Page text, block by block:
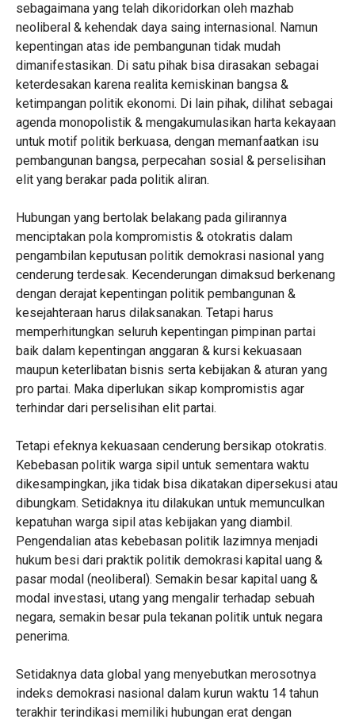
sebagaimana yang telah dikoridorkan oleh mazhab
neoliberal & kehendak daya saing internasional. Namun
kepentingan atas ide pembangunan tidak mudah
dimanifestasikan. Di satu pihak bisa dirasakan sebagai
keterdesakan karena realita kemiskinan bangsa &
ketimpangan politik ekonomi. Di lain pihak, dilihat sebagai
agenda monopolistik & mengakumulasikan harta kekayaan
untuk motif politik berkuasa, dengan memanfaatkan isu
pembangunan bangsa, perpecahan sosial & perselisihan
elit yang berakar pada politik aliran.
Hubungan yang bertolak belakang pada gilirannya
menciptakan pola kompromistis & otokratis dalam
pengambilan keputusan politik demokrasi nasional yang
cenderung terdesak. Kecenderungan dimaksud berkenang
dengan derajat kepentingan politik pembangunan &
kesejahteraan harus dilaksanakan. Tetapi harus
memperhitungkan seluruh kepentingan pimpinan partai
baik dalam kepentingan anggaran & kursi kekuasaan
maupun keterlibatan bisnis serta kebijakan & aturan yang
pro partai. Maka diperlukan sikap kompromistis agar
terhindar dari perselisihan elit partai.
Tetapi efeknya kekuasaan cenderung bersikap otokratis.
Kebebasan politik warga sipil untuk sementara waktu
dikesampingkan, jika tidak bisa dikatakan dipersekusi atau
dibungkam. Setidaknya itu dilakukan untuk memunculkan
kepatuhan warga sipil atas kebijakan yang diambil.
Pengendalian atas kebebasan politik lazimnya menjadi
hukum besi dari praktik politik demokrasi kapital uang &
pasar modal (neoliberal). Semakin besar kapital uang &
modal investasi, utang yang mengalir terhadap sebuah
negara, semakin besar pula tekanan politik untuk negara
penerima.
Setidaknya data global yang menyebutkan merosotnya
indeks demokrasi nasional dalam kurun waktu 14 tahun
terakhir terindikasi memiliki hubungan erat dengan